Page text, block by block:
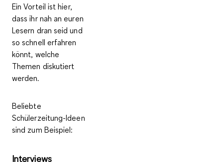
Ein Vorteil ist hier,
dass ihr nah an euren
Lesern dran seid und
so schnell erfahren
könnt, welche
Themen diskutiert
werden.
Beliebte
Schülerzeitung-Ideen
sind zum Beispiel:
Interviews